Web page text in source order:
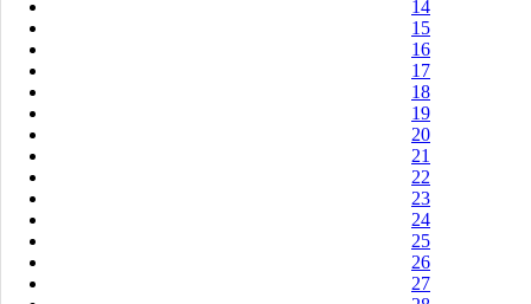
14
15
16
17
18
19
20
21
22
23
24
25
26
27